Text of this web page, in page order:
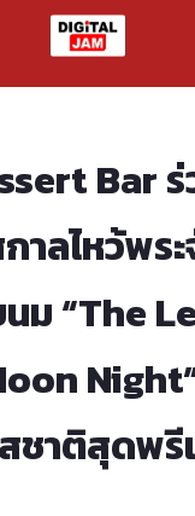
Bar
าลไหว้พร
ม “The
ชาติสุดพรี